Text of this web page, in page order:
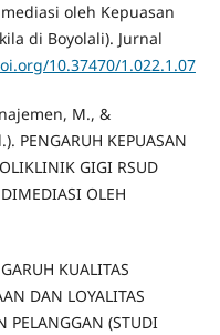
oleh Kepuasan
di Boyolali). Jurnal
10.37470/1.022.1.07
M., &
KEPUASAN
GIGI RSUD
OLEH
KUALITAS
DAN LOYALITAS
PELANGGAN (STUDI